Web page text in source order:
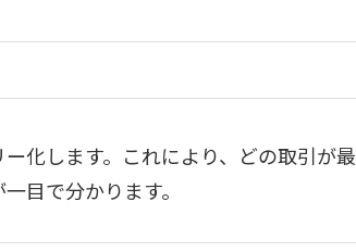
化します。これにより、どの取引が最
目で分かります。